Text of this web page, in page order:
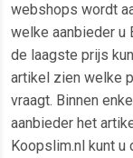
webshops wordt
welke aanbieder u
de laagste prijs
artikel zien welke
vraagt. Binnen
aanbieder het
Koopslim.nl kunt